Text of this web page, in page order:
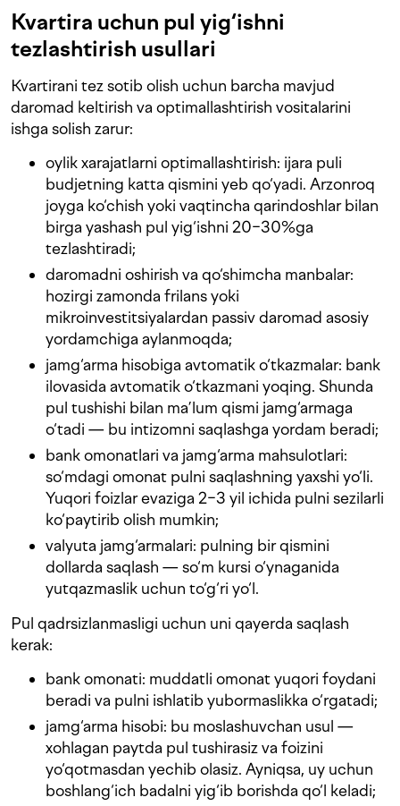
Kvartira uchun pul yig‘ishni
tezlashtirish usullari
Kvartirani tez sotib olish uchun barcha mavjud
daromad keltirish va optimallashtirish vositalarini
ishga solish zarur:
oylik xarajatlarni optimallashtirish: ijara puli
budjetning katta qismini yeb qo‘yadi. Arzonroq
joyga ko‘chish yoki vaqtincha qarindoshlar bilan
birga yashash pul yig‘ishni 20−30%ga
tezlashtiradi;
daromadni oshirish va qo‘shimcha manbalar:
hozirgi zamonda frilans yoki
mikroinvestitsiyalardan passiv daromad asosiy
yordamchiga aylanmoqda;
jamg‘arma hisobiga avtomatik o‘tkazmalar: bank
ilovasida avtomatik o‘tkazmani yoqing. Shunda
pul tushishi bilan ma’lum qismi jamg‘armaga
o‘tadi — bu intizomni saqlashga yordam beradi;
bank omonatlari va jamg‘arma mahsulotlari:
so‘mdagi omonat pulni saqlashning yaxshi yo‘li.
Yuqori foizlar evaziga 2−3 yil ichida pulni sezilarli
ko‘paytirib olish mumkin;
valyuta jamg‘armalari: pulning bir qismini
dollarda saqlash — so‘m kursi o‘ynaganida
yutqazmaslik uchun to‘g‘ri yo‘l.
Pul qadrsizlanmasligi uchun uni qayerda saqlash
kerak:
bank omonati: muddatli omonat yuqori foydani
beradi va pulni ishlatib yubormaslikka o‘rgatadi;
jamg‘arma hisobi: bu moslashuvchan usul —
xohlagan paytda pul tushirasiz va foizini
yo‘qotmasdan yechib olasiz. Ayniqsa, uy uchun
boshlang‘ich badalni yig‘ib borishda qo‘l keladi;